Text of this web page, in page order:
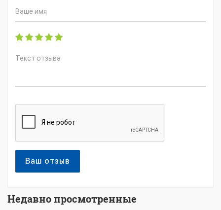
Ваш отзыв
Недавно просмотренные